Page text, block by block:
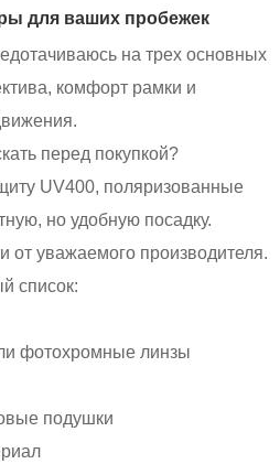
для ваших пробежек
на трех основных
комфорт рамки и
перед покупкой?
UV400, поляризованные
но удобную посадку.
от уважаемого производителя.
список:
фотохромные линзы
подушки